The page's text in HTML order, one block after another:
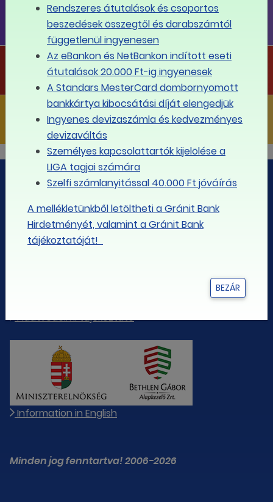
LIGA FLOTTA
Telefonflotta a legkedvezőbb díjakkal!
LIGA PROJEKTEK
Projektjeink
LIGA KIADVÁNYOK
Kiadványaink
Rendszeres átutalások és csoportos
beszedések összegtől és darabszámtól
függetlenül ingyenesen
Az eBankon és NetBankon indított eseti
átutalások 20.000 Ft-ig ingyenesek
A Standars MesterCard dombornyomott
bankkártya kibocsátási díját elengedjük
Ingyenes devizaszámla és kedvezményes
devizaváltás
Személyes kapcsolattartók kijelölése a
LIGA tagjai számára
Szelfi számlanyitással 40.000 Ft jóváírás
A mellékletünkből letöltheti a Gránit Bank
Hirdetményét, valamint a Gránit Bank
tájékoztatóját!
BEZÁR
1112 Budapest, Sasadi út 170.
Tel.: (36-1) 321-5262
Adatvédelmi tájékoztató
Information in English
Minden jog fenntartva! 2006-2026